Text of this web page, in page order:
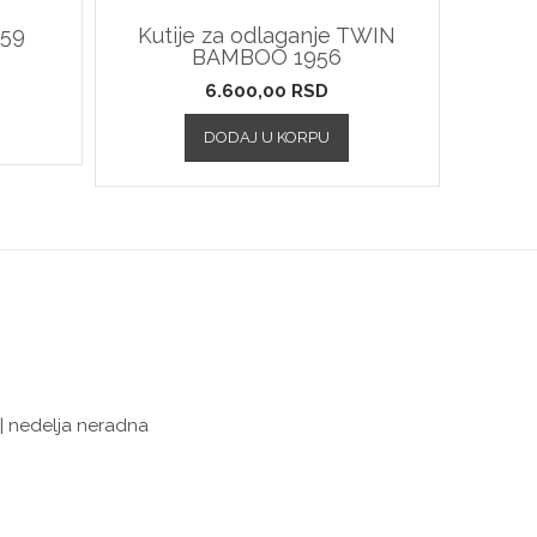
Kutije za odlaganje TWIN
BAMBOO 1956
6.600,00 RSD
DODAJ U KORPU
nedelja neradna